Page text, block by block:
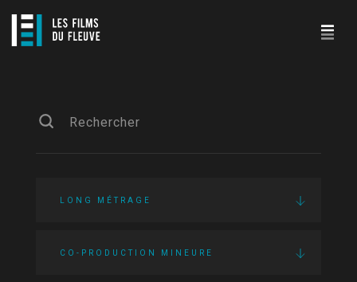
LONG MÉTRAGE
CO-PRODUCTION MINEURE